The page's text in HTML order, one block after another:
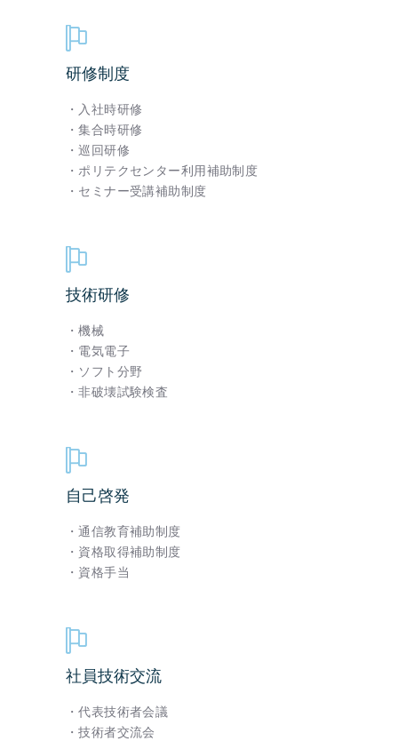
研修制度
・入社時研修
・集合時研修
・巡回研修
・ポリテクセンター利用補助制度
・セミナー受講補助制度
技術研修
・機械
・電気電子
・ソフト分野
・非破壊試験検査
自己啓発
・通信教育補助制度
・資格取得補助制度
・資格手当
社員技術交流
・代表技術者会議
・技術者交流会